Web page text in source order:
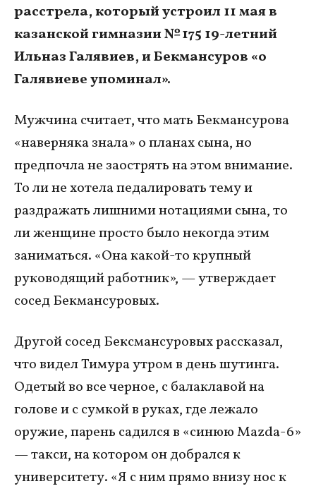
расстрела, который устроил 11 мая в
казанской гимназии № 175 19-летний
Ильназ Галявиев, и Бекмансуров «о
Галявиеве упоминал».
Мужчина считает, что мать Бекмансурова
«наверняка знала» о планах сына, но
предпочла не заострять на этом внимание.
То ли не хотела педалировать тему и
раздражать лишними нотациями сына, то
ли женщине просто было некогда этим
заниматься. «Она какой-то крупный
руководящий работник», — утверждает
сосед Бекмансуровых.
Другой сосед Бексмансуровых рассказал,
что видел Тимура утром в день шутинга.
Одетый во все черное, с балаклавой на
голове и с сумкой в руках, где лежало
оружие, парень садился в «синюю Mazda-6»
— такси, на котором он добрался к
университету. «Я с ним прямо внизу нос к